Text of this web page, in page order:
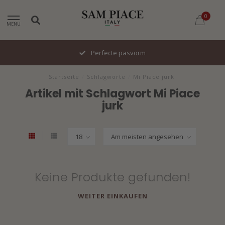
MENU
0
Perfecte pasvorm
Startseite Schlagworte Mi Piace jurk
Artikel mit Schlagwort Mi Piace
jurk
Keine Produkte gefunden!
WEITER EINKAUFEN